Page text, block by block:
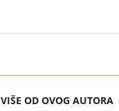
VIŠE OD OVOG AUTORA